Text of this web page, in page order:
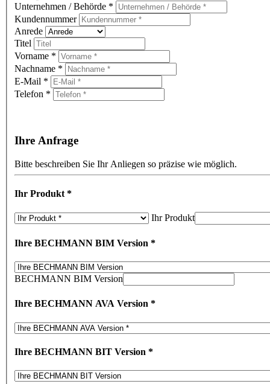
Unternehmen / Behörde *
Kundennummer
Anrede
Titel
Vorname *
Nachname *
E-Mail *
Telefon *
Ihre Anfrage
Bitte beschreiben Sie Ihr Anliegen so präzise wie möglich.
Ihr Produkt *
Ihr Produkt
Ihre BECHMANN BIM Version *
BECHMANN BIM Version
Ihre BECHMANN AVA Version *
Ihre BECHMANN BIT Version *